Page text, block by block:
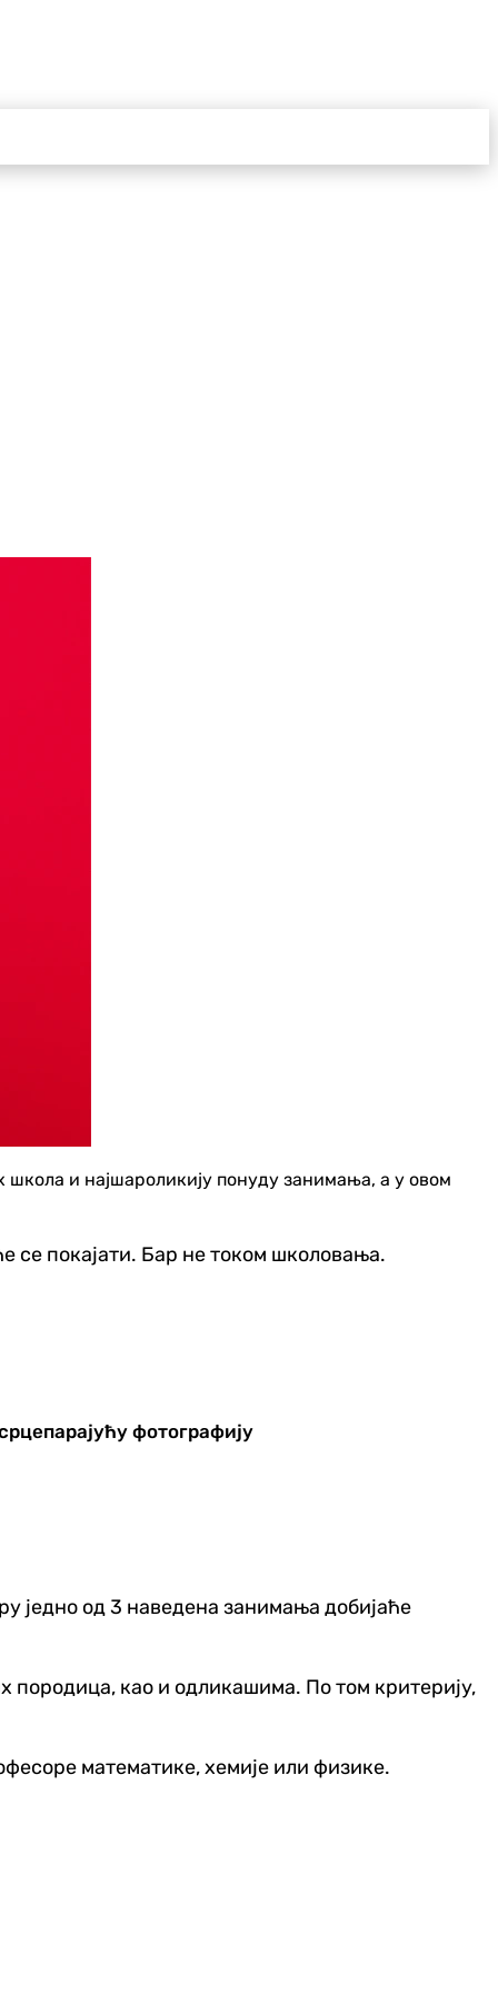
и најшароликију понуду занимања, а у овом
се покајати. Бар не током школовања.
фотографију
једно од 3 наведена занимања добијаће
породица, као и одликашима. По том критерију,
математике, хемије или физике.